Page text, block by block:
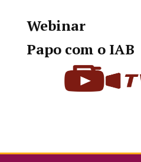
Webinar
Papo com o IAB